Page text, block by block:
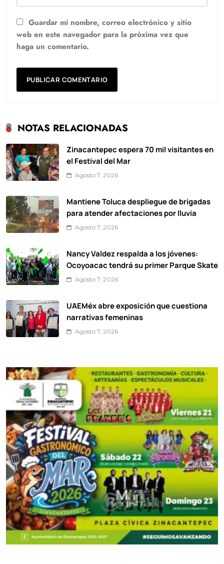
Guardar mi nombre, correo electrónico y sitio
web en este navegador para la próxima vez que
haga un comentario.
NOTAS RELACIONADAS
Zinacantepec espera 70 mil visitantes en
el Festival del Mar
Agosto 7, 2026
Mantiene Toluca despliegue de brigadas
para atender afectaciones por lluvia
Agosto 7, 2026
Nancy Valdez respalda a los jóvenes:
Ocoyoacac tendrá su primer Parque Skate
Agosto 7, 2026
UAEMéx abre exposición que cuestiona
narrativas femeninas
Agosto 7, 2026